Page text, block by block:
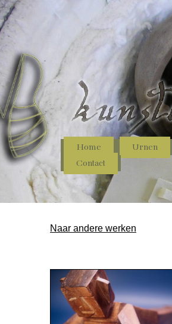
Home Urnen
Contact
Naar andere werken